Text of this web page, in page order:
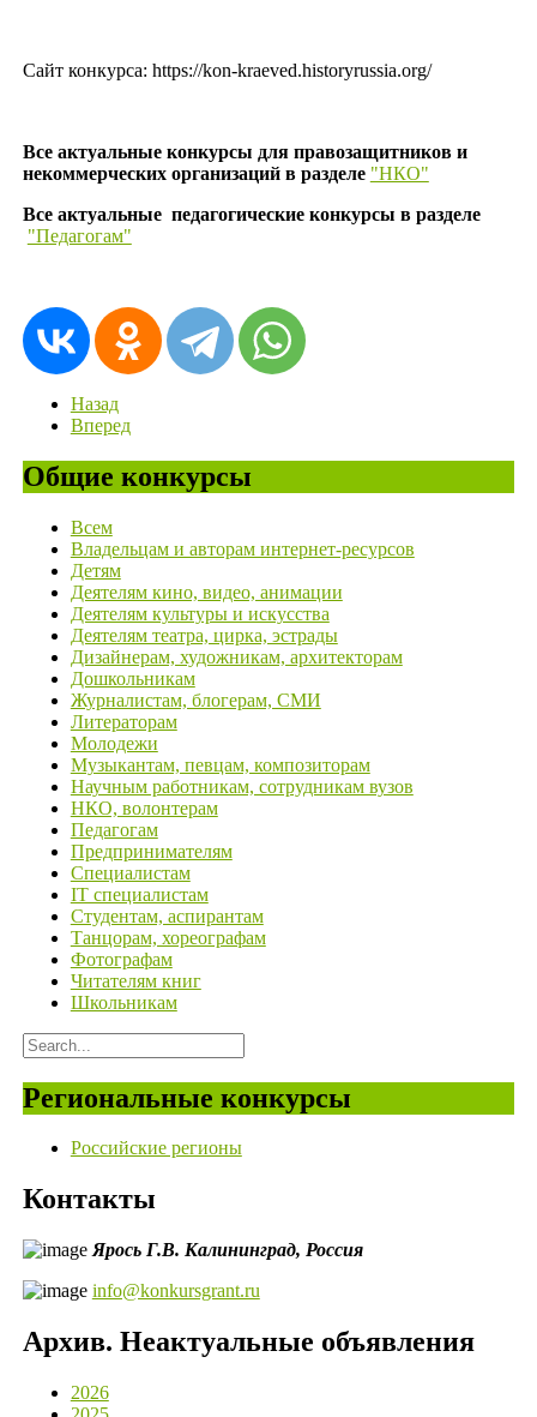
Сайт конкурса: https://kon-kraeved.historyrussia.org/
Все актуальные конкурсы для правозащитников и
некоммерческих организаций в разделе "НКО"
Все актуальные педагогические конкурсы в разделе
"Педагогам"
Назад
Вперед
Общие конкурсы
Всем
Владельцам и авторам интернет-ресурсов
Детям
Деятелям кино, видео, анимации
Деятелям культуры и искусства
Деятелям театра, цирка, эстрады
Дизайнерам, художникам, архитекторам
Дошкольникам
Журналистам, блогерам, СМИ
Литераторам
Молодежи
Музыкантам, певцам, композиторам
Научным работникам, сотрудникам вузов
НКО, волонтерам
Педагогам
Предпринимателям
Специалистам
IT специалистам
Студентам, аспирантам
Танцорам, хореографам
Фотографам
Читателям книг
Школьникам
Региональные конкурсы
Российские регионы
Контакты
Ярось Г.В. Калининград, Россия
info@konkursgrant.ru
Архив. Неактуальные объявления
2026